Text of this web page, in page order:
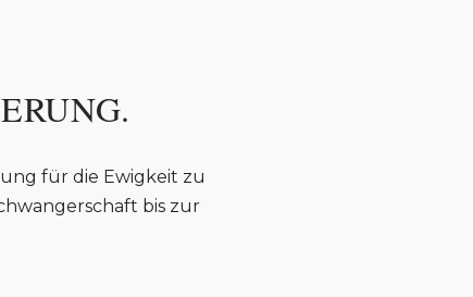
für die Ewigkeit zu
bis zur